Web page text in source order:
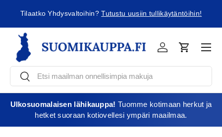
Jatka sisältöön
Tilaatko Yhdysvaltoihin?Tutustu uusiin tullikäytäntöihin!
EtsiEtsi
KirjauduOstoskori
Ulkosuomalaisen lähikauppa! Tuomme kotimaan herkut ja
hetket suoraan kotiovellesi ympäri maailmaa.